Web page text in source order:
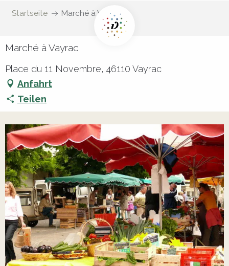
Startseite Marché à Vayrac
Marché à Vayrac
Place du 11 Novembre, 46110 Vayrac
Anfahrt
Teilen